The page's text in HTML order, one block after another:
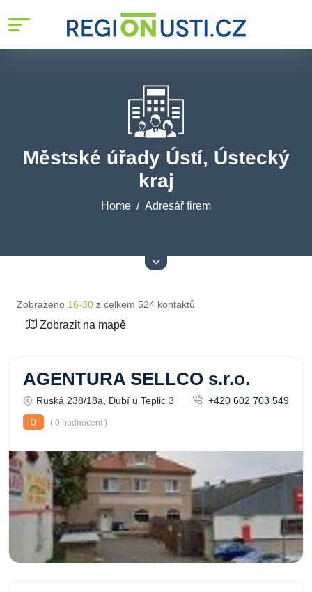
Městské úřady Ústí, Ústecký
kraj
Home Adresář firem
Zobrazeno 16-30 z celkem 524 kontaktů
Zobrazit na mapě
AGENTURA SELLCO s.r.o.
Ruská 238/18a, Dubí u Teplic 3
+420 602 703 549
0
( 0 hodnocení )